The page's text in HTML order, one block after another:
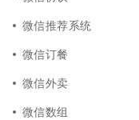
微信推荐系统
微信订餐
微信外卖
微信数组